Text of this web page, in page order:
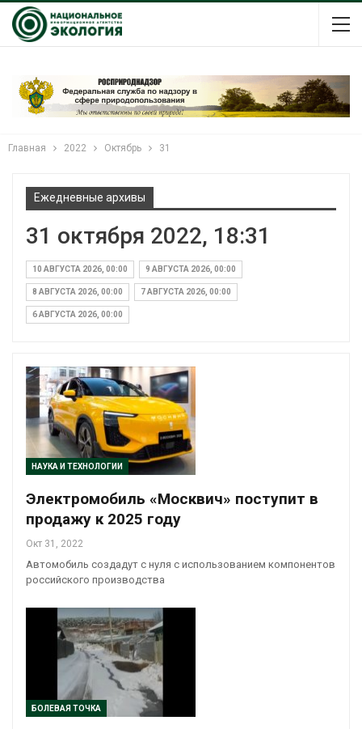
Главная 2022 Октябрь 31
Ежедневные архивы
31 октября 2022, 18:31
10 АВГУСТА 2026, 00:00 9 АВГУСТА 2026, 00:00
8 АВГУСТА 2026, 00:00 7 АВГУСТА 2026, 00:00
6 АВГУСТА 2026, 00:00
НАУКА И ТЕХНОЛОГИИ
Электромобиль «Москвич» поступит в
продажу к 2025 году
Окт 31, 2022
Автомобиль создадут с нуля с использованием компонентов
российского производства
БОЛЕВАЯ ТОЧКА